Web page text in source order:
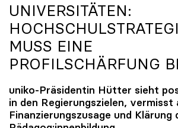
UNIVERSITÄTEN:
MUSS EINE
PROFILSCHÄRFUNG
uniko-Präsidentin Hütter sieht
in den Regierungszielen, vermisst
Finanzierungszusage und Klärung